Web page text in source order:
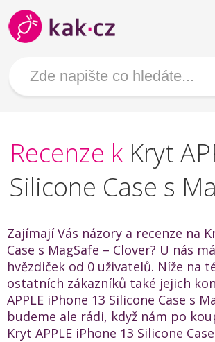
Recenze k Kryt
Silicone Case s
Zajímají Vás názory a recenze na
Case s MagSafe – Clover? U nás
hvězdiček od 0 uživatelů. Níže na
ostatních zákazníků také jejich
APPLE iPhone 13 Silicone Case s
budeme ale rádi, když nám po
Kryt APPLE iPhone 13 Silicone